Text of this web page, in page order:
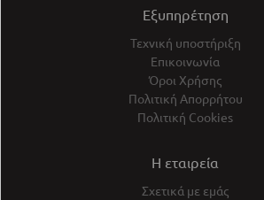
Εξυπηρέτηση
Τεχνική υποστήριξη
Επικοινωνία
Όροι Χρήσης
Πολιτική Απορρήτου
Πολιτική Cookies
Η εταιρεία
Σχετικά με εμάς